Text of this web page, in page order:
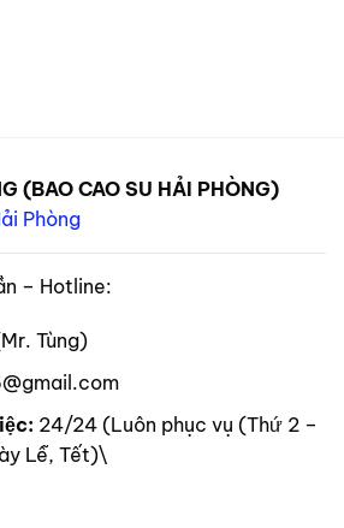
(BAO CAO SU HẢI PHÒNG)
Phòng
– Hotline:
Tùng)
24/24 (Luôn phục vụ (Thứ 2 –
Lễ, Tết)\